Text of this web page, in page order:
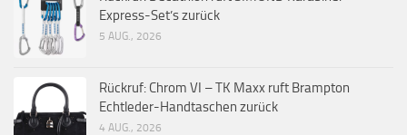
Express-Set’s zurück
5 AUG., 2026
Rückruf: Chrom VI – TK Maxx ruft Brampton
Echtleder-Handtaschen zurück
4 AUG., 2026